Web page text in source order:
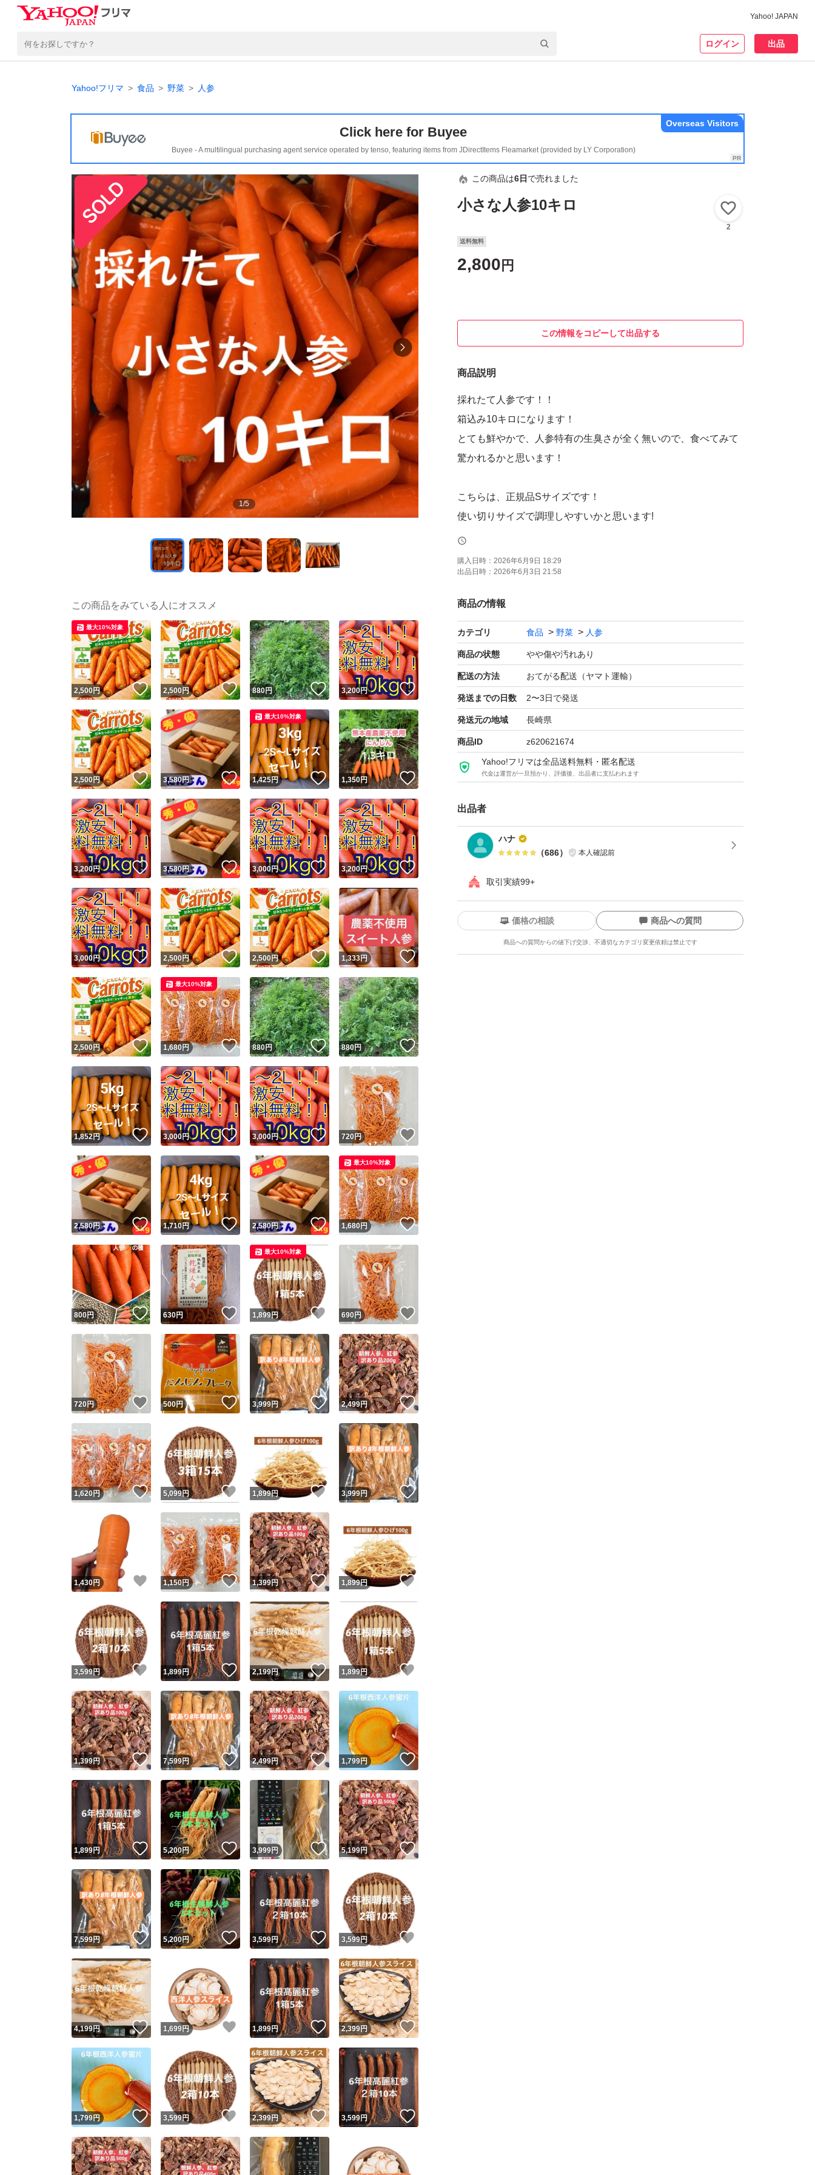
Yahoo! JAPAN
ログイン 出品
Yahoo!フリマ 食品 野菜 人参
Click here for Buyee
Buyee - A multilingual purchasing agent service operated by tenso, featuring items from JDirectItems Fleamarket (provided by LY Corporation)
Overseas Visitors
1/5
この商品は6日 で売れました
小さな人参10キロ
2
送料無料
2,800 円
この情報をコピーして出品する
商品説明
採れたて人参です！！
箱込み10キロになります！
とても鮮やかで、人参特有の生臭さが全く無いので、食べてみて
驚かれるかと思います！
こちらは、正規品Sサイズです！
使い切りサイズで調理しやすいかと思います!
購入日時： 2026年6月9日 18:29
出品日時： 2026年6月3日 21:58
商品の情報
カテゴリ 食品 野菜 人参
商品の状態 やや傷や汚れあり
配送の方法 おてがる配送（ヤマト運輸）
発送までの日数 2〜3日で発送
発送元の地域 長崎県
商品ID z620621674
Yahoo!フリマは全品送料無料・匿名配送
代金は運営が一旦預かり、評価後、出品者に支払われます
出品者
ハナ
（686） 本人確認前
取引実績99+
ユーザーの実績について
Yahoo!フリマが定めた一定の基準を満たしたユーザーにバッジを付与しています
安心取引出品者
安心取引出品者 Yahoo!フリマの基準をクリアした安心・安全なユーザーです
取引実績
取引実績◯+ このユーザーはYahoo!フリマの取引を完了させた実績があります
他フリマ実績◯+ このユーザーは他フリマサービスでの取引実績があります
※このバッジは実績に基づく表示であり、発送を保証しているものではありません
スピード＆安心発送
このユーザーは高頻度で24時間以内＆設定した発送日数内に発送してい
ます
スピード発送
安心発送 このユーザーは設定した発送日数内に発送しています
価格の相談 商品への質問
商品への質問からの値下げ交渉、不適切なカテゴリ変更依頼は禁止です
この商品の情報をコピーします
商品画像の無断転載は禁止されています
コピーは1商品につき1回です
出品ページへ
キャンセル
この商品をみている人にオススメ
2,500円 いいね！
最大10%対象
2,500円 いいね！
880円 いいね！
3,200円
2,500円 いいね！
3,580円 いいね！
1,425円 いいね！
最大10%対象
1,350円 いいね！
3,200円 いいね！
3,580円 いいね！
3,000円 いいね！
3,200円
3,000円 いいね！
2,500円 いいね！
2,500円 いいね！
1,333円 いいね！
2,500円 いいね！
1,680円 いいね！
最大10%対象
880円 いいね！
880円 いいね！
1,852円 いいね！
3,000円 いいね！
3,000円 いいね！
720円
2,580円 いいね！
1,710円 いいね！
2,580円 いいね！
1,680円 いいね！
最大10%対象
800円 いいね！
630円 いいね！
1,899円 いいね！
最大10%対象
690円
720円 いいね！
500円 いいね！
3,999円 いいね！
2,499円
1,620円 いいね！
5,099円 いいね！
1,899円 いいね！
3,999円 いいね！
1,430円 いいね！
1,150円 いいね！
1,399円 いいね！
1,899円
3,599円 いいね！
1,899円 いいね！
2,199円 いいね！
1,899円
1,399円 いいね！
7,599円 いいね！
2,499円 いいね！
1,799円 いいね！
1,899円 いいね！
5,200円 いいね！
3,999円 いいね！
5,199円
7,599円 いいね！
5,200円 いいね！
3,599円 いいね！
3,599円
4,199円 いいね！
1,699円 いいね！
1,899円 いいね！
2,399円 いいね！
1,799円 いいね！
3,599円 いいね！
2,399円 いいね！
3,599円 いいね！